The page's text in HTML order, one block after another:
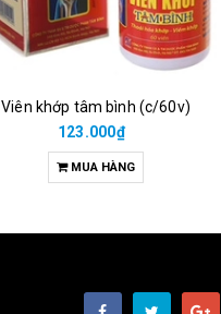
Viên khớp tâm bình (c/60v)
123.000₫
MUA HÀNG